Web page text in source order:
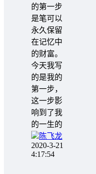
的第一步
是笔可以
永久保留
在记忆中
的财富。
今天我写
的是我的
第一步，
这一步影
响到了我
的一生的
陈飞龙
2020-3-21
4:17:54